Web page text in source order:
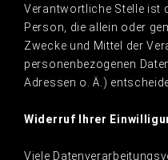
Verantwortliche Stelle ist
Person, die allein oder
Zwecke und Mittel der
personenbezogenen
Adressen o. Ä.)
Widerruf Ihrer
Viele